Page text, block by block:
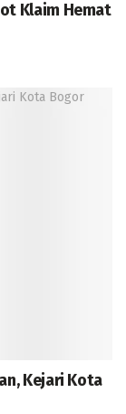
Klaim Hemat
Kejari Kota